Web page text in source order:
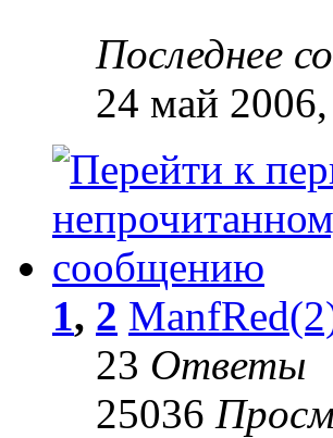
Последнее
24 май
1, 2
23 Ответы
25036